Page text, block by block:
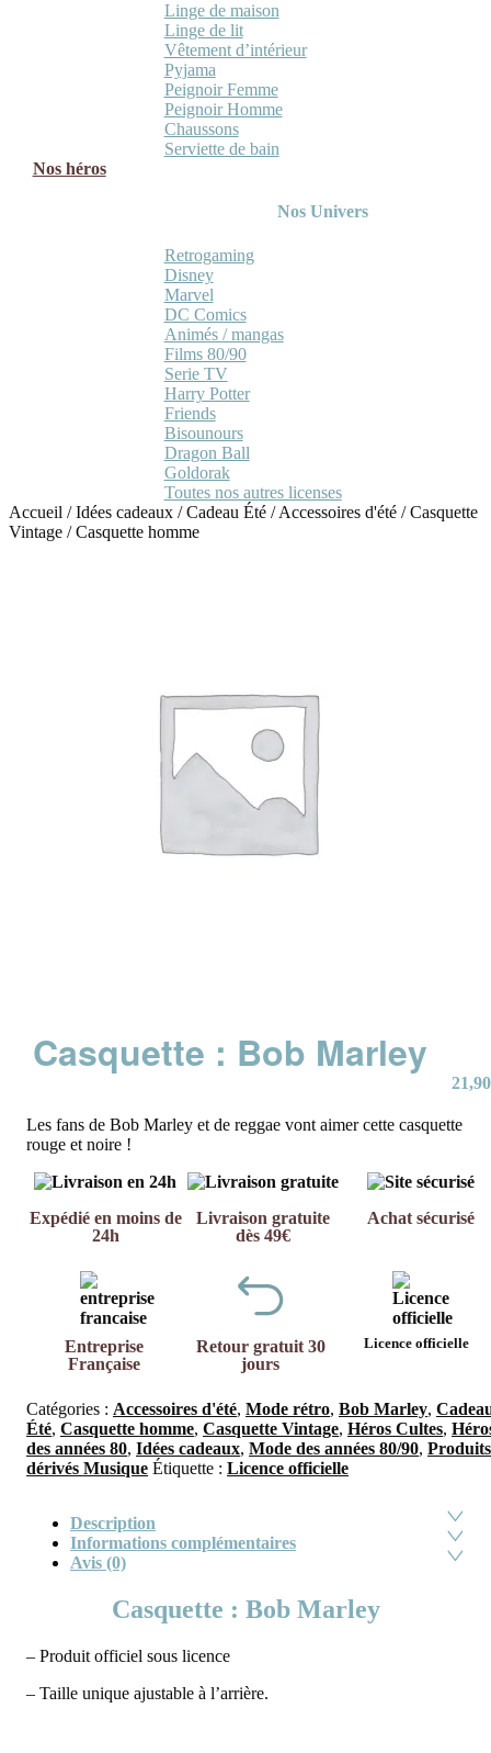
Linge de maison
Linge de lit
Vêtement d’intérieur
Pyjama
Peignoir Femme
Peignoir Homme
Chaussons
Serviette de bain
Nos héros
Nos Univers
Retrogaming
Disney
Marvel
DC Comics
Animés / mangas
Films 80/90
Serie TV
Harry Potter
Friends
Bisounours
Dragon Ball
Goldorak
Toutes nos autres licenses
Accueil /Idées cadeaux /Cadeau Été /Accessoires d'été /Casquette
Vintage /Casquette homme
Casquette : Bob Marley
21,90
Les fans de Bob Marley et de reggae vont aimer cette casquette
rouge et noire !
Expédié en moins de
24h
Livraison gratuite
dès 49€
Achat sécurisé
Entreprise
Française
Retour gratuit 30
jours
Licence officielle
Catégories : Accessoires d'été, Mode rétro, Bob Marley,
Été, Casquette homme, Casquette Vintage, Héros Cultes,
des années 80, Idées cadeaux, Mode des années 80/90, Produits
dérivés Musique Étiquette : Licence officielle
Description
Informations complémentaires
Avis (0)
Casquette : Bob Marley
– Produit officiel sous licence
– Taille unique ajustable à l’arrière.